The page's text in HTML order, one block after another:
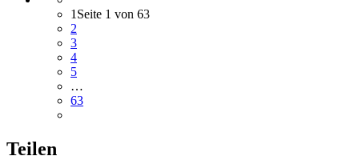
1 Seite 1 von 63
2
3
4
5
…
63
Teilen